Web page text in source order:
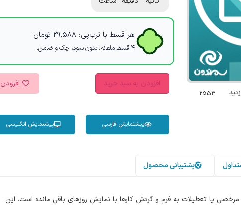
2553
هر قسط با ترب‌پی:۲۹,۵۸۸ تومان
۴ قسط ماهانه. بدون سود، چک و ضامن.
افزودن به سبد خرید افزودن
پیشنمایش فارسی پیشنمایش انگلیسی
پشتیبانی محصول
یا تعطیلات به فرم و گردش کارها با نمایش روزهای باقی مانده است. این